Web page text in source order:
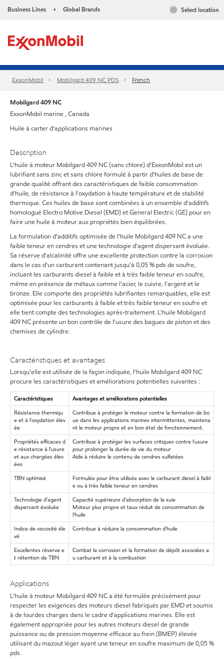
Business Lines • Global Brands Select location
ExxonMobil Mobilgard 409 NC PDS French
Mobilgard 409 NC
ExxonMobil marine , Canada
Huile à carter d'applications marines
Description
L'huile à moteur Mobilgard 409 NC (sans chlore) d'ExxonMobil est un
lubrifiant sans zinc et sans chlore formulé à partir d'huiles de base de
grande qualité offrant des caractéristiques de faible consommation
d'huile, de résistance à l'oxydation à haute température et de stabilité
thermique. Ces huiles de base sont combinées à un ensemble d'additifs
homologué Electro Motive Diesel (EMD) et General Electric (GE) pour en
faire une huile à moteur aux propriétés bien équilibrées.
La formulation d'additifs optimisée de l'huile Mobilgard 409 NC a une
faible teneur en cendres et une technologie d'agent dispersant évoluée.
Sa réserve d'alcalinité offre une excellente protection contre la corrosion
dans le cas d'un carburant contenant jusqu'à 0,05 % pds de soufre,
incluant les carburants diesel à faible et à très faible teneur en soufre,
même en présence de métaux comme l'acier, le cuivre, l'argent et le
bronze. Elle comporte des propriétés lubrifiantes remarquables, elle est
optimisée pour les carburants à faible et très faible teneur en soufre et
elle tient compte des technologies après-traitement. L'huile Mobilgard
409 NC présente un bon contrôle de l'usure des bagues de piston et des
chemises de cylindre.
Caractéristiques et avantages
Lorsqu'elle est utilisée de la façon indiquée, l'huile Mobilgard 409 NC
procure les caractéristiques et améliorations potentielles suivantes :
Caractéristiques
Avantages et améliorations potentielles
Résistance thermiqu
e et à l'oxydation élev
ée
Contribue à protéger le moteur contre la formation de bo
ue dans les applications marines intermittentes, maintena
nt le moteur propre et en bon état de fonctionnement.
Propriétés efficaces d
e résistance à l'usure
et aux chargées élev
ées
Contribue à protéger les surfaces critiques contre l'usure
pour prolonger la durée de vie du moteur
Aide à réduire le contenu de cendres sulfatées
TBN optimisé
Formulée pour être utilisée avec le carburant diesel à faibl
e ou à très faible teneur en cendres
Technologie d'agent
dispersant évoluée
Capacité supérieure d'absorption de la suie
Moteur plus propre et taux réduit de consommation de
l'huile
Indice de viscosité éle
vé
Contribue à réduire la consommation d'huile
Excellentes réserve e
t rétention de TBN
Combat la corrosion et la formation de dépôt associées a
u carburant et à la combustion
Applications
L'huile à moteur Mobilgard 409 NC a été formulée précisément pour
respecter les exigences des moteurs diesel fabriqués par EMD et soumis
à de lourdes charges dans le cadre d'applications marines. Elle est
également appropriée pour les autres moteurs diesel de grande
puissance ou de pression moyenne efficace au frein (BMEP) élevée
utilisant du mazout léger ayant une teneur en soufre maximum de 0,05 %
pds.